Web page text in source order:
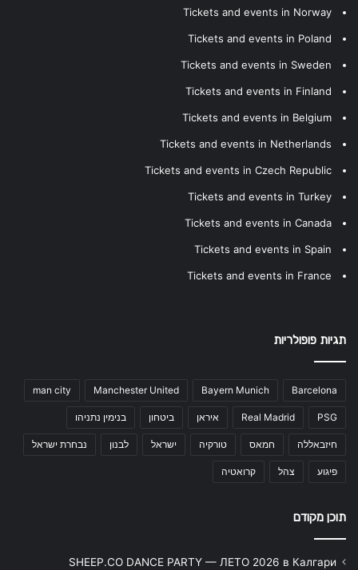
Tickets and events in Norway
Tickets and events in Poland
Tickets and events in Sweden
Tickets and events in Finland
Tickets and events in Belgium
Tickets and events in Netherlands
Tickets and events in Czech Republic
Tickets and events in Turkey
Tickets and events in Canada
Tickets and events in Spain
Tickets and events in France
תגיות פופולריות
Barcelona
Bayern Munich
Manchester United
man city
PSG
Real Madrid איראן ביטחון בנימין נתניהו
חיזבאללה חמאס טורקיה ישראל לבנון נבחרת ישראל
פיגוע צהל קרואטיה
תוכן מקודם
SHEEP.CO DANCE PARTY — ЛЕТО 2026 в Калгари